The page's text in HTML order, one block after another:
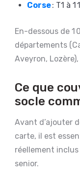
Corse: T1 à 1
En-dessous de 1
départements
Aveyron,
Ce que
socle
Avant d’ajouter
carte, il est
réellement
senior.